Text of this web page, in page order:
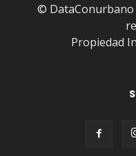
© DataConurbano
Propiedad